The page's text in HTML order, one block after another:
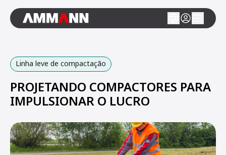
Linha leve de compactação
PROJETANDO COMPACTORES PARA
IMPULSIONAR O LUCRO